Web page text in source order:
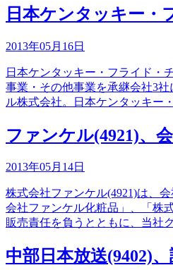
日本ケンタッキー・
2013年05月16日
日本ケンタッキー・フライド・
事業・その他事業を承継会社3
ル株式会社。日本ケンタッキー
ファンケル(4921)、
2013年05月14日
株式会社ファンケル(4921)は、
会社ファンケル化粧品」、「株
販売責任を負うとともに、当社
中部日本放送(9402)